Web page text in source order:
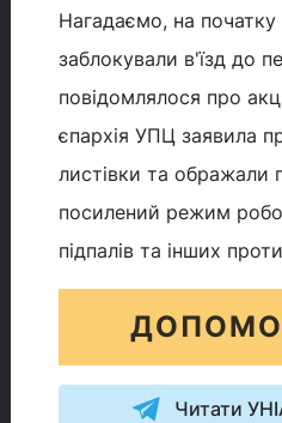
Нагадаємо, на початку
заблокували в'їзд до
повідомлялося про
єпархія УПЦ заявила
листівки та ображали
посилений режим
підпалів та інших
Читати